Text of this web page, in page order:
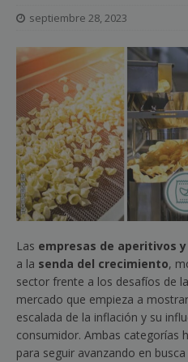
septiembre 28, 2023
Las empresas de aperitivos
a la senda del crecimiento,
sector frente a los desafíos de
mercado que empieza a
escalada de la inflación y su
consumidor. Ambas categorías
para seguir avanzando en